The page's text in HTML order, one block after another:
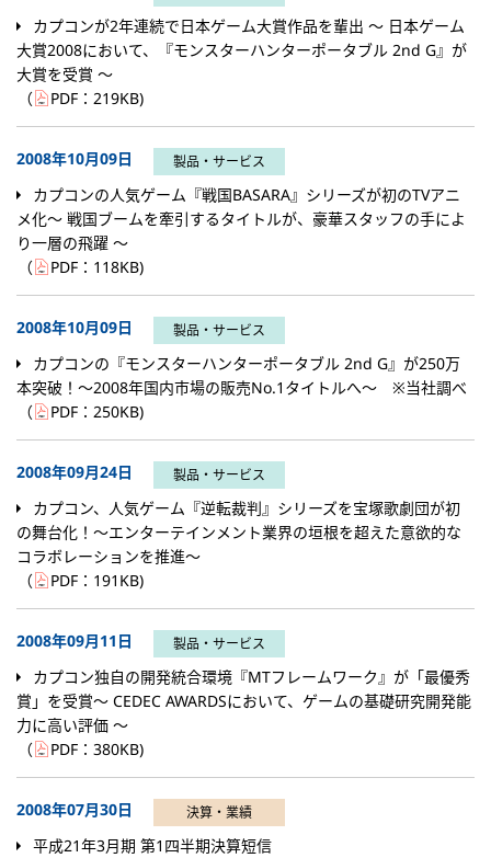
カプコンが2年連続で日本ゲーム大賞作品を輩出 ～ 日本ゲーム
大賞2008において、『モンスターハンターポータブル 2nd G』が
大賞を受賞 ～
（
PDF： 219KB)
2008年10月09日 製品・サービス
カプコンの人気ゲーム『戦国BASARA』シリーズが初のTVアニ
メ化～ 戦国ブームを牽引するタイトルが、豪華スタッフの手によ
り一層の飛躍 ～
（
PDF： 118KB)
2008年10月09日 製品・サービス
カプコンの『モンスターハンターポータブル 2nd G』が250万
本突破！～2008年国内市場の販売No.1タイトルへ～ ※当社調べ
（
PDF： 250KB)
2008年09月24日 製品・サービス
カプコン、人気ゲーム『逆転裁判』シリーズを宝塚歌劇団が初
の舞台化！～エンターテインメント業界の垣根を超えた意欲的な
コラボレーションを推進～
（
PDF： 191KB)
2008年09月11日 製品・サービス
カプコン独自の開発統合環境『MTフレームワーク』が「最優秀
賞」を受賞～ CEDEC AWARDSにおいて、ゲームの基礎研究開発能
力に高い評価 ～
（
PDF： 380KB)
2008年07月30日 決算・業績
平成21年3月期 第1四半期決算短信